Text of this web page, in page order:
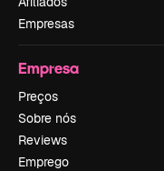
Empresas
Empresa
Preços
Sobre nós
Reviews
Emprego